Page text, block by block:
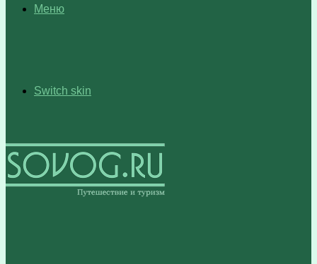
Меню
Switch skin